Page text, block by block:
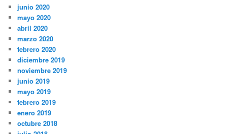
junio 2020
mayo 2020
abril 2020
marzo 2020
febrero 2020
diciembre 2019
noviembre 2019
junio 2019
mayo 2019
febrero 2019
enero 2019
octubre 2018